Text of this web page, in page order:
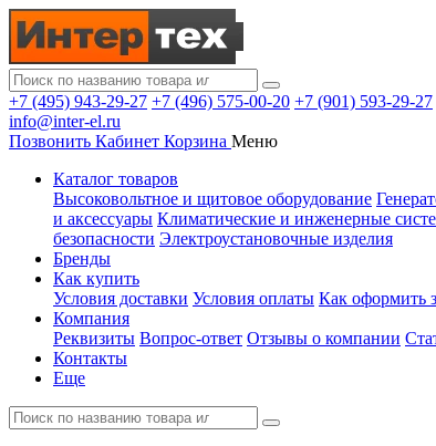
+7 (495) 943-29-27 +7 (496) 575-00-20 +7 (901) 593-29-27
info@inter-el.ru
Позвонить Кабинет Корзина Меню
Каталог товаров
Высоковольтное и щитовое оборудование
и аксессуары Климатические и инженерные
безопасности Электроустановочные изделия
Бренды
Как купить
Условия доставки Условия оплаты Как оформить
Компания
Реквизиты Вопрос-ответ Отзывы о компании
Контакты
Еще